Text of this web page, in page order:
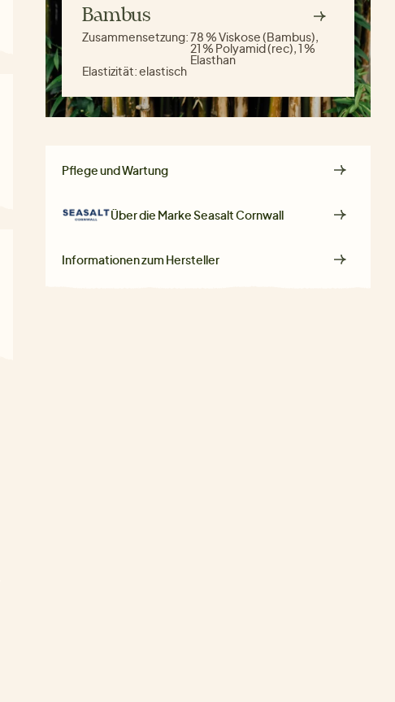
Bambus
Zusammensetzung:78 % Viskose (Bambus),
21 % Polyamid (rec), 1 %
Elasthan
Elastizität:elastisch
Pflege und Wartung
Über die MarkeSeasalt Cornwall
Informationen zum Hersteller